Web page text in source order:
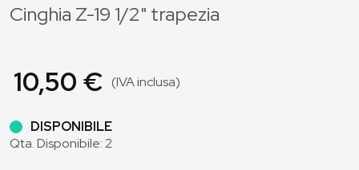
Cinghia Z-19 1/2" trapezia
10,50 € (IVA inclusa)
DISPONIBILE
Qta. Disponibile: 2